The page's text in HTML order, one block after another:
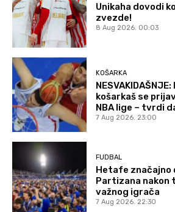
Unikaha dovodi
zvezde!
8 Aug 2026. 00:03
KOŠARKA
košarkaš se
NBA lige – tvrdi
7 Aug 2026. 23:00
FUDBAL
Hetafe
Partizana nakon
važnog igrača
7 Aug 2026. 22:30